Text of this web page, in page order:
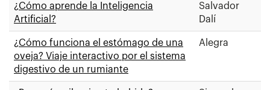
¿Cómo aprende la Inteligencia
Artificial?
Salvador
Dalí
¿Cómo funciona el estómago de una
oveja? Viaje interactivo por el sistema
digestivo de un rumiante
Alegra